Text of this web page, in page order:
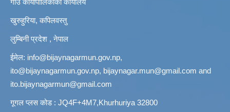
गाउँ कार्यापालिकाको कार्यालय
खुरुहुरिया, कपिलवस्तु
लुम्बिनी प्रदेश , नेपाल
ईमेल: info@bijaynagarmun.gov.np,
ito@bijaynagarmun.gov.np, bijaynagar.mun@gmail.com and
ito.bijaynagarmun@gmail.com
गूगल प्लस कोड : JQ4F+4M7,Khurhuriya 32800